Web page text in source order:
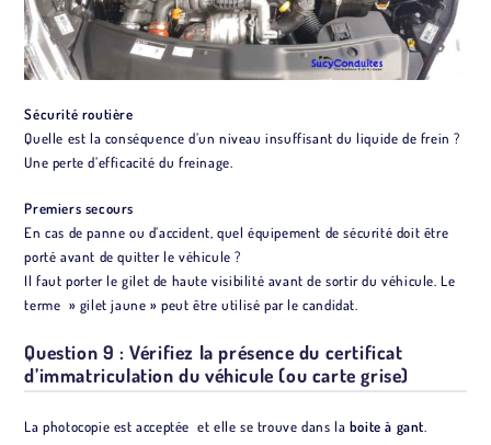
Sécurité routière
Quelle est la conséquence d’un niveau insuffisant du liquide de frein ?
Une perte d’efficacité du freinage.
Premiers secours
En cas de panne ou d’accident, quel équipement de sécurité doit être
porté avant de quitter le véhicule ?
Il faut porter le gilet de haute visibilité avant de sortir du véhicule. Le
terme » gilet jaune » peut être utilisé par le candidat.
Question 9 : Vérifiez la présence du certificat
d’immatriculation du véhicule (ou carte grise)
La photocopie est acceptée et elle se trouve dans la boite à gant.